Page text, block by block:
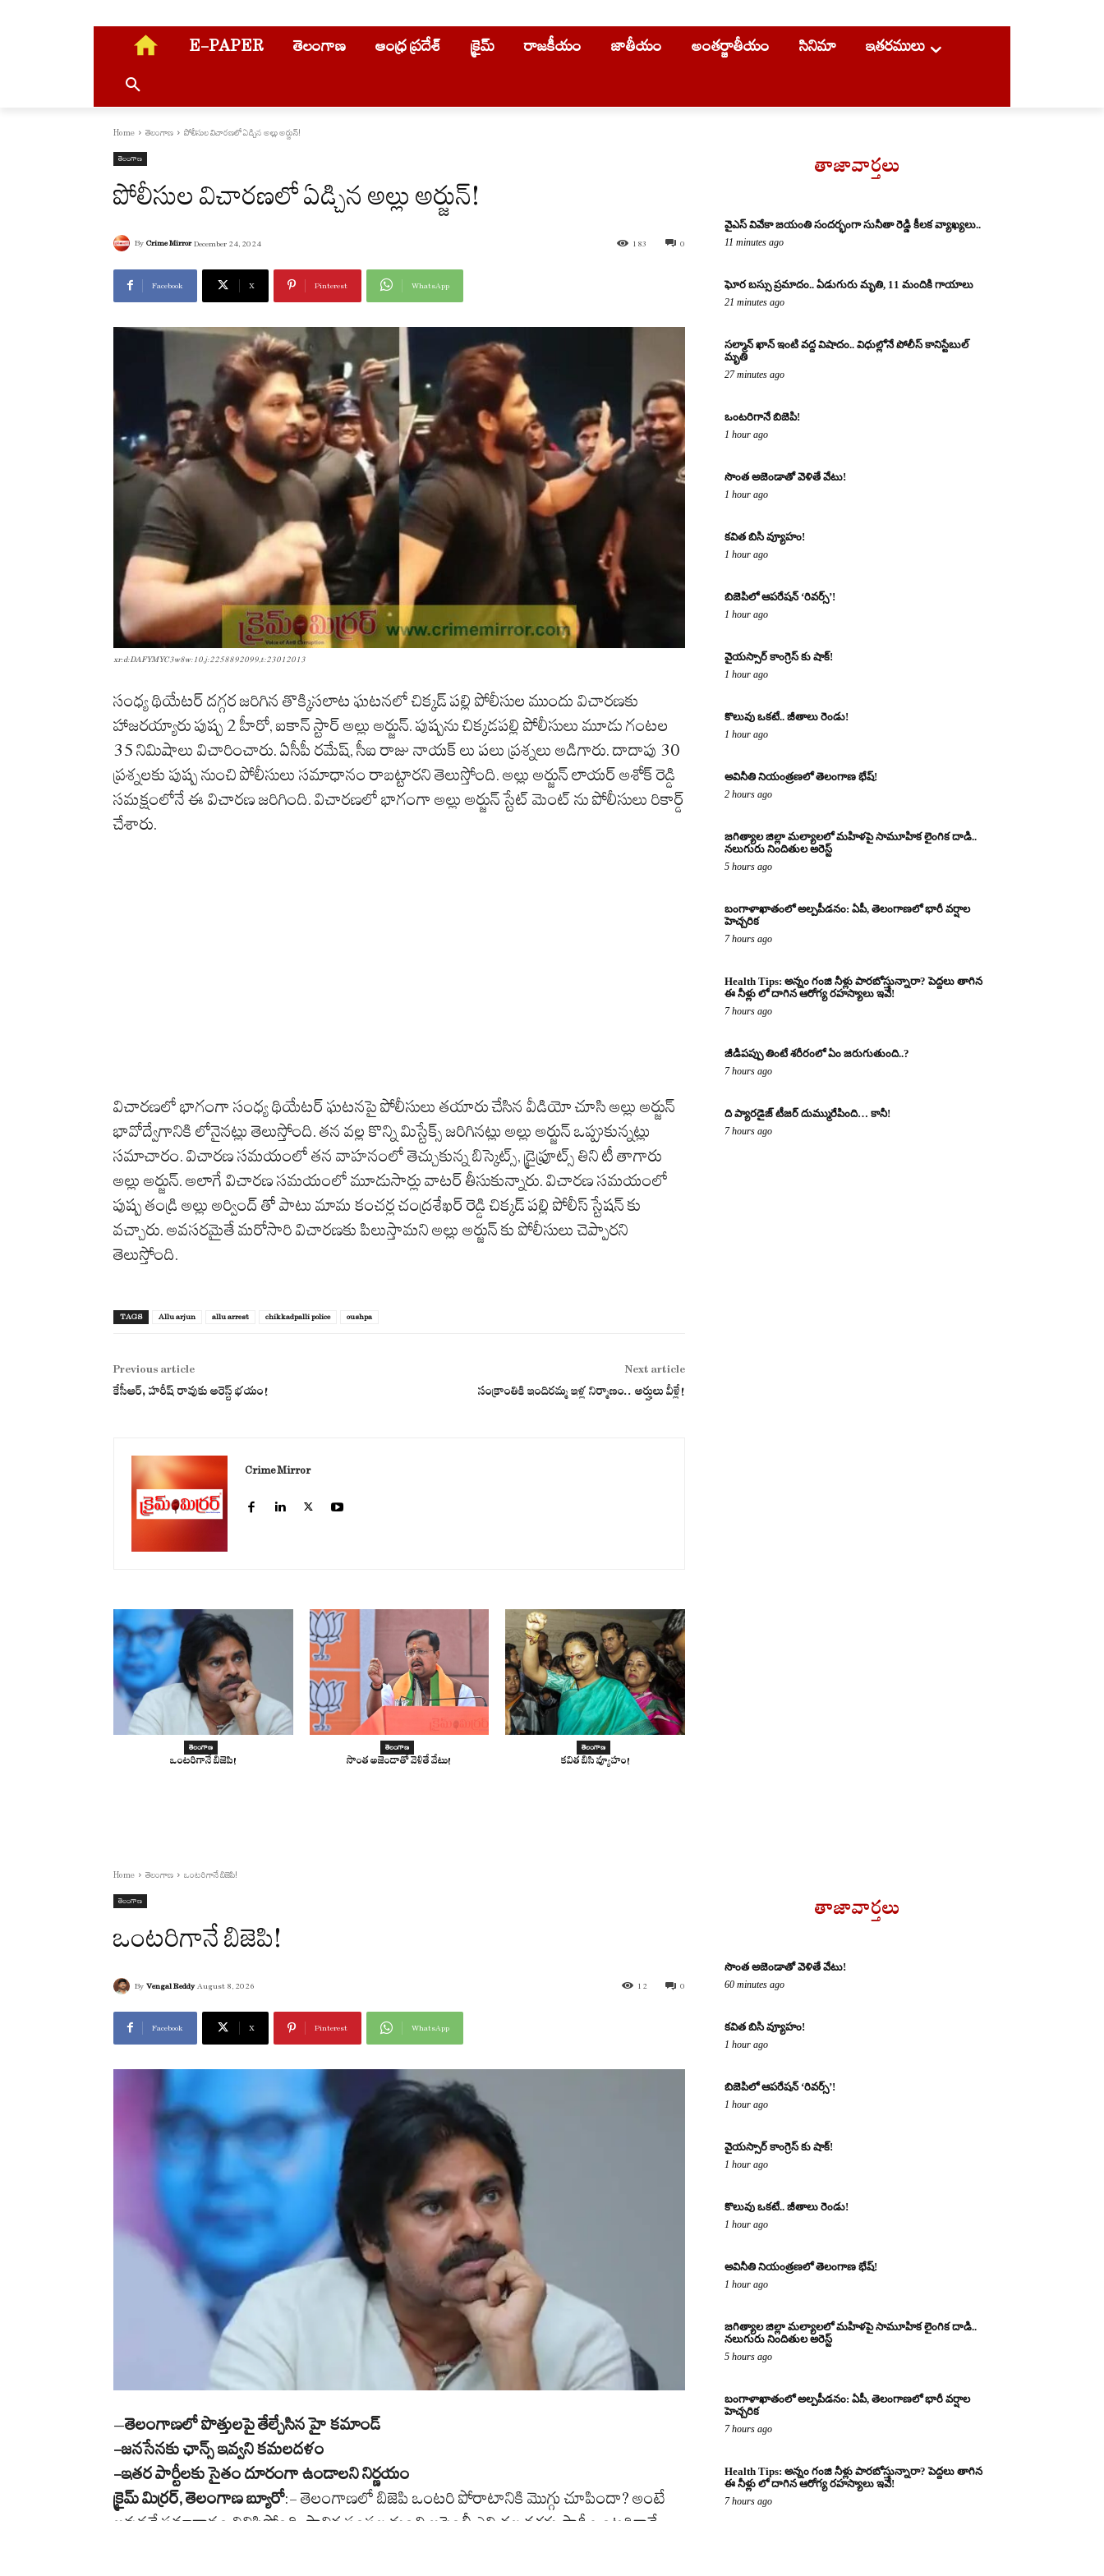
E-PAPER తెలంగాణ ఆంధ్ర ప్రదేశ్ క్రైమ్ రాజకీయం జాతీయం అంతర్జాతీయం సినిమా ఇతరములు
Home తెలంగాణ పోలీసుల విచారణలో ఏడ్చిన అల్లు అర్జున్!
తెలంగాణ
పోలీసుల విచారణలో ఏడ్చిన అల్లు అర్జున్!
By Crime Mirror December 24, 2024 0
183
Facebook X Pinterest WhatsApp
xr:d:DAFYMYC3w8w:10,j:2258892099,t:23012013
సంధ్య థియేటర్ దగ్గర జరిగిన తొక్కిసలాట ఘటనలో చిక్కడ్ పల్లి పోలీసుల ముందు విచారణకు
హాజరయ్యారు పుష్ప 2 హీరో, ఐకాన్ స్టార్ అల్లు అర్జున్. పుష్పను చిక్కడపల్లి పోలీసులు మూడు గంటల
35 నిమిషాలు విచారించారు. ఏసీపీ రమేష్, సీఐ రాజు నాయక్ లు పలు ప్రశ్నలు అడిగారు. దాదాపు 30
ప్రశ్నలకు పుష్ప నుంచి పోలీసులు సమాధానం రాబట్టారని తెలుస్తోంది. అల్లు అర్జున్ లాయర్ అశోక్ రెడ్డి
సమక్షంలోనే ఈ విచారణ జరిగింది. విచారణలో భాగంగా అల్లు అర్జున్ స్టేట్ మెంట్ ను పోలీసులు రికార్డ్
చేశారు.
విచారణలో భాగంగా సంధ్య థియేటర్‌ ఘటనపై పోలీసులు తయారు చేసిన వీడియో చూసి అల్లు అర్జున్‌
భావోద్వేగానికి లోనైనట్లు తెలుస్తోంది. తన వల్ల కొన్ని మిస్టేక్స్‌ జరిగినట్లు అల్లు అర్జున్‌ ఒప్పుకున్నట్లు
సమాచారం. విచారణ సమయంలో తన వాహనంలో తెచ్చుకున్న బిస్కెట్స్‌, డ్రైఫ్రూట్స్‌ తిని టీ తాగారు
అల్లు అర్జున్‌. అలాగే విచారణ సమయంలో మూడుసార్లు వాటర్‌ తీసుకున్నారు. విచారణ సమయంలో
పుష్ప తండ్రి అల్లు అర్వింద్ తో పాటు మామ కంచర్ల చంద్రశేఖర్ రెడ్డి చిక్కడ్ పల్లి పోలీస్ స్టేషన్ కు
వచ్చారు. అవసరమైతే మరోసారి విచారణకు పిలుస్తామని అల్లు అర్జున్ కు పోలీసులు చెప్పారని
తెలుస్తోంది.
TAGS Allu arjun allu arrest chikkadpalli police oushpa
Previous article
కేసీఆర్, హరీష్ రావుకు అరెస్ట్ భయం!
Next article
సంక్రాంతికి ఇందిరమ్మ ఇళ్ల నిర్మాణం.. అర్హులు వీళ్లే!
Crime Mirror
తెలంగాణ
ఒంటరిగానే బిజెపి!
తెలంగాణ
సొంత అజెండాతో వెళితే వేటు!
తెలంగాణ
కవిత బిసి వ్యూహం!
తాజావార్తలు
వైఎస్ వివేకా జయంతి సందర్భంగా సునీతా రెడ్డి కీలక వ్యాఖ్యలు..
11 minutes ago
ఘోర బస్సు ప్రమాదం.. ఏడుగురు మృతి, 11 మందికి గాయాలు
21 minutes ago
సల్మాన్ ఖాన్ ఇంటి వద్ద విషాదం.. విధుల్లోనే పోలీస్ కానిస్టేబుల్
మృతి
27 minutes ago
ఒంటరిగానే బిజెపి!
1 hour ago
సొంత అజెండాతో వెళితే వేటు!
1 hour ago
కవిత బిసి వ్యూహం!
1 hour ago
బిజెపిలో ఆపరేషన్ ‘రివర్స్’!
1 hour ago
వైయస్సార్ కాంగ్రెస్ కు షాక్!
1 hour ago
కొలువు ఒకటే.. జీతాలు రెండు!
1 hour ago
అవినీతి నియంత్రణలో తెలంగాణ భేష్!
2 hours ago
జగిత్యాల జిల్లా మల్యాలలో మహిళపై సామూహిక లైంగిక దాడి..
నలుగురు నిందితుల అరెస్ట్
5 hours ago
బంగాళాఖాతంలో అల్పపీడనం: ఏపీ, తెలంగాణలో భారీ వర్షాల
హెచ్చరిక
7 hours ago
Health Tips: అన్నం గంజి నీళ్లు పారబోస్తున్నారా? పెద్దలు తాగిన
ఈ నీళ్లు లో దాగిన ఆరోగ్య రహస్యాలు ఇవే!
7 hours ago
జీడిపప్పు తింటే శరీరంలో ఏం జరుగుతుంది..?
7 hours ago
ది ప్యారడైజ్ టీజర్ దుమ్మురేపింది… కానీ!
7 hours ago